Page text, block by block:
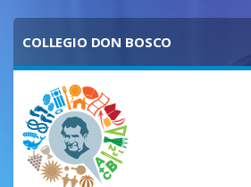
COLLEGIO DON BOSCO